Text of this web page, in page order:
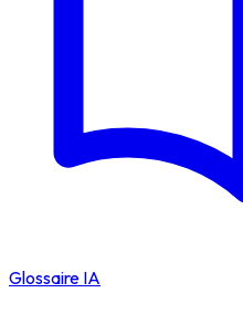
Glossaire IA